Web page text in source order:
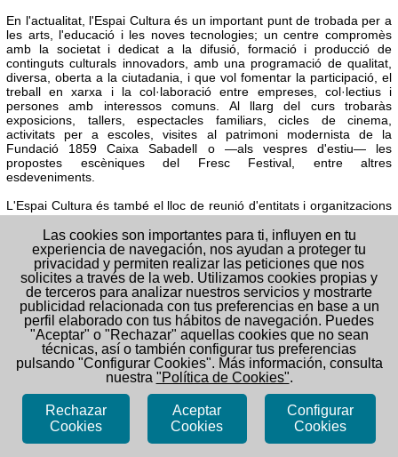
Las cookies son importantes para ti, influyen en tu
experiencia de navegación, nos ayudan a proteger tu
privacidad y permiten realizar las peticiones que nos
solicites a través de la web. Utilizamos cookies propias y
de terceros para analizar nuestros servicios y mostrarte
publicidad relacionada con tus preferencias en base a un
perfil elaborado con tus hábitos de navegación. Puedes
"Aceptar" o "Rechazar" aquellas cookies que no sean
técnicas, así o también configurar tus preferencias
pulsando "Configurar Cookies". Más información, consulta
nuestra "Política de Cookies".
Rechazar
Cookies
Aceptar
Cookies
Configurar
Cookies
En l'actualitat, l'Espai Cultura és un important punt de trobada per a
les arts, l'educació i les noves tecnologies; un centre compromès
amb la societat i dedicat a la difusió, formació i producció de
continguts culturals innovadors, amb una programació de qualitat,
diversa, oberta a la ciutadania, i que vol fomentar la participació, el
treball en xarxa i la col·laboració entre empreses, col·lectius i
persones amb interessos comuns. Al llarg del curs trobaràs
exposicions, tallers, espectacles familiars, cicles de cinema,
activitats per a escoles, visites al patrimoni modernista de la
Fundació 1859 Caixa Sabadell o —als vespres d'estiu—les
propostes escèniques del Fresc Festival , entre altres
esdeveniments.
L'Espai Cultura és també el lloc de reunió d'entitats i organitzacions
locals, que utilitzen els diferents espais del centre per celebrar les
seves activitats. Disposa de sales d'exposicions, auditoris, aules i un
jardí amb amfiteatre.
ESPAI CULTURA FUNDACIÓ 1859
C/ D'EN FONT, 25
- SABADELL
BARCELONA
espaicultura@fundaciosabadell.cat
/ 937286650